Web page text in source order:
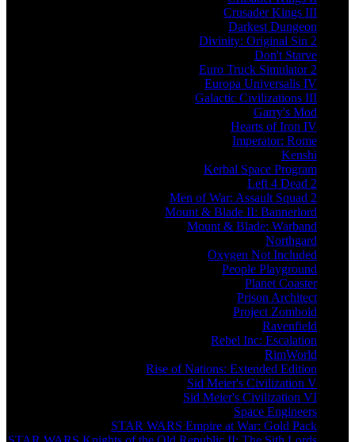
Crusader Kings III
Darkest Dungeon
Divinity: Original Sin 2
Don't Starve
Euro Truck Simulator 2
Europa Universalis IV
Galactic Civilizations III
Garry's Mod
Hearts of Iron IV
Imperator: Rome
Kenshi
Kerbal Space Program
Left 4 Dead 2
Men of War: Assault Squad 2
Mount & Blade II: Bannerlord
Mount & Blade: Warband
Northgard
Oxygen Not Included
People Playground
Planet Coaster
Prison Architect
Project Zomboid
Ravenfield
Rebel Inc: Escalation
RimWorld
Rise of Nations: Extended Edition
Sid Meier's Civilization V
Sid Meier's Civilization VI
Space Engineers
STAR WARS Empire at War: Gold Pack